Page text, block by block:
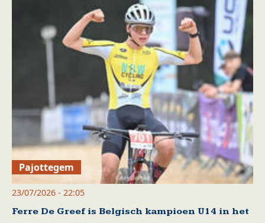
Pajottegem
23/07/2026 - 22:05
Ferre De Greef is Belgisch kampioen U14 in het